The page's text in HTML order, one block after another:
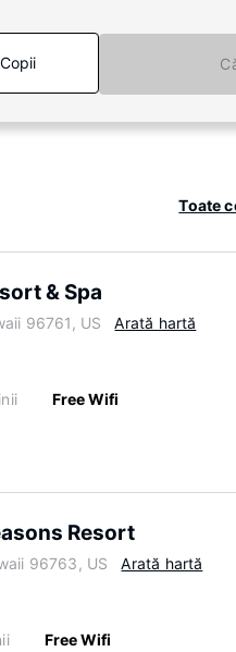
Toate
& Spa
96761, US Arată hartă
Free Wifi
Resort
96763, US Arată hartă
Free Wifi